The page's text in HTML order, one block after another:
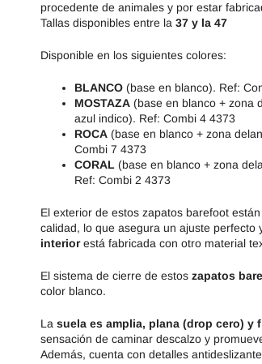
Vivant
procedente de animales y por estar
Tallas disponibles entre la 37 y la 47
Disponible en los siguientes colores:
BLANCO (base en blanco). Ref:
MOSTAZA (base en blanco + zona
azul indico). Ref: Combi 4 4373
ROCA (base en blanco + zona
Combi 7 4373
CORAL (base en blanco + zona
Ref: Combi 2 4373
El exterior de estos zapatos barefoot
calidad, lo que asegura un ajuste perfecto
interiorestá fabricada con otro material
El sistema de cierre de estos zapatos
color blanco.
La suela es amplia, plana (drop cero) y
sensación de caminar descalzo y
Además, cuenta con detalles